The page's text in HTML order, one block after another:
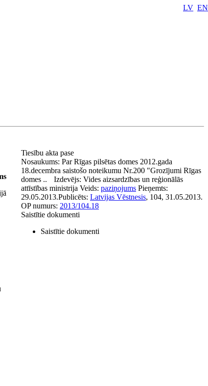
LV EN
Tiesību akta pase
Nosaukums: Par Rīgas pilsētas domes 2012.gada
18.decembra saistošo noteikumu Nr.200 "Grozījumi Rīgas
domes ..
Izdevējs: Vides aizsardzības un reģionālās
attīstības ministrija Veids: paziņojums Pieņemts:
29.05.2013.Publicēts: Latvijas Vēstnesis, 104, 31.05.2013.
OP numurs: 2013/104.18
Saistītie dokumenti
Saistītie dokumenti